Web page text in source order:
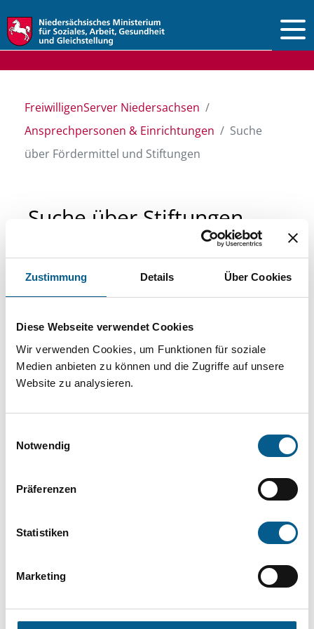
Zustimmung Details Über Cookies
Diese Webseite verwendet Cookies
Wir verwenden Cookies, um Funktionen für soziale
Medien anbieten zu können und die Zugriffe auf unsere
Website zu analysieren.
Notwendig
Präferenzen
Statistiken
Marketing
FreiwilligenServer Niedersachsen
Ansprechpersonen & Einrichtungen
Suche
über Fördermittel und Stiftungen
Suche über Stiftungen
und Fördermittel
Sie suchen finanzielle Unterstützung für ein
Projekt oder ein Vorhaben? Hier können Sie
direkt über unsere Fördermitteldatenbank und
Stiftungsdatenbank recherchieren. Bei der
Suche bitte die Groß- und Kleinschreibung
beachten.
können durch die Wahl von Bereichen oder
Suchen